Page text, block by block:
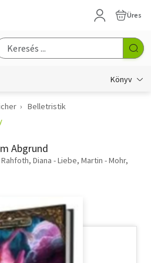
Üres
Könyv
Belletristik
Abgrund
Diana - Liebe, Martin - Mohr,